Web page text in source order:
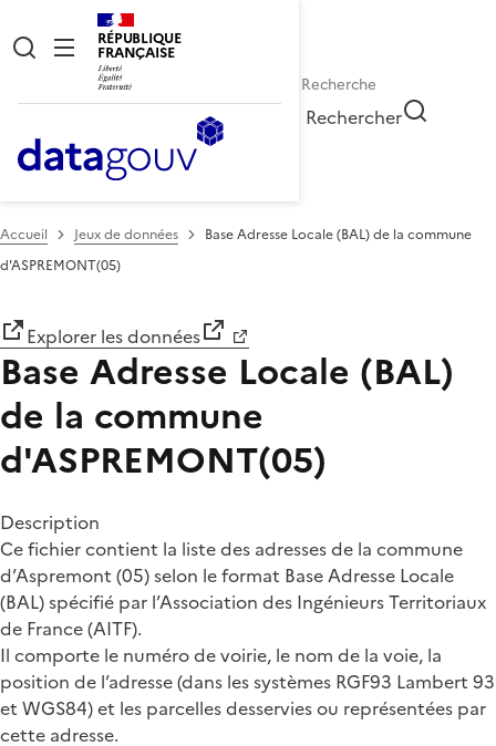
RÉPUBLIQUE
FRANÇAISE
Rechercher
Accueil Jeux de données
Base Adresse Locale (BAL) de la commune
d'ASPREMONT(05)
Explorer les données
Base Adresse Locale (BAL)
de la commune
d'ASPREMONT(05)
Description
Ce fichier contient la liste des adresses de la commune
d’Aspremont (05) selon le format Base Adresse Locale
(BAL) spécifié par l’Association des Ingénieurs Territoriaux
de France (AITF).
Il comporte le numéro de voirie, le nom de la voie, la
position de l’adresse (dans les systèmes RGF93 Lambert 93
et WGS84) et les parcelles desservies ou représentées par
cette adresse.